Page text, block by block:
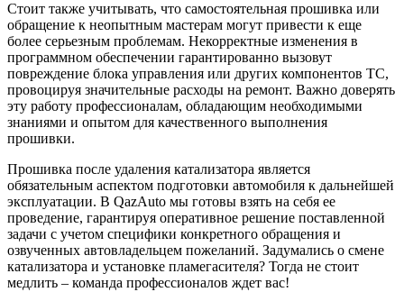
Стоит также учитывать, что самостоятельная прошивка или
обращение к неопытным мастерам могут привести к еще
более серьезным проблемам. Некорректные изменения в
программном обеспечении гарантированно вызовут
повреждение блока управления или других компонентов ТС,
провоцируя значительные расходы на ремонт. Важно доверять
эту работу профессионалам, обладающим необходимыми
знаниями и опытом для качественного выполнения
прошивки.
Прошивка после удаления катализатора является
обязательным аспектом подготовки автомобиля к дальнейшей
эксплуатации. В QazAuto мы готовы взять на себя ее
проведение, гарантируя оперативное решение поставленной
задачи с учетом специфики конкретного обращения и
озвученных автовладельцем пожеланий. Задумались о смене
катализатора и установке пламегасителя? Тогда не стоит
медлить – команда профессионалов ждет вас!